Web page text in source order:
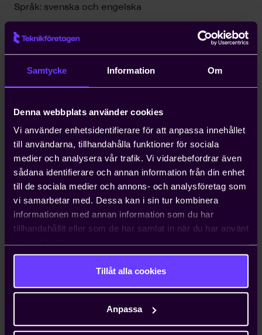
Samtycke Information Om
Denna webbplats använder cookies
Vi använder enhetsidentifierare för att anpassa innehållet
till användarna, tillhandahålla funktioner för sociala
medier och analysera vår trafik. Vi vidarebefordrar även
sådana identifierare och annan information från din enhet
till de sociala medier och annons- och analysföretag som
vi samarbetar med. Dessa kan i sin tur kombinera
informationen med annan information som du har
tillhandahållit eller som de har samlat in när du har använt
Tillåt alla cookies
Anpassa
Språk: svenska och engelska
Till följd av att ett fel i översättningen av NLM 19 till
engelska (NLM 19 E) upptäckts har dokumentet
där texten“…
the Contractor shall have no liability for
defects in any part of the Works for more thantwo
in Clause 56…ändrats till …the Contractor shall have
no liability for defects in any part of the Works for
more thanone yearfrom the end of the liability
period referred to in Clause 56, first sentence… Det
här tillgängliga dokumentet NLM 19 E är således
den korrigerade versionen. Vi ber om ursäkt för det
inträffade och ber användarna att göra sig av med
alla felaktiga exemplar i elektronisk och fysisk form
för att undvika problem.
Som hjälp vid utformningen av avtal enligt NLM 19
finns ett kontraktsformulär. Kontraktet behandlar
sådant som bör beaktas, bl a anläggningens